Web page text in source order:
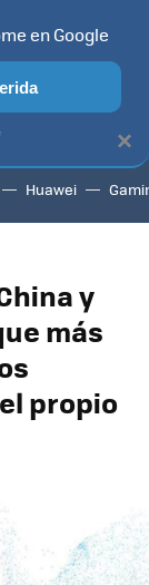
SELECCIÓN
Huawei
y
más
propio
×
en Google